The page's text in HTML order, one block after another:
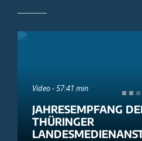
Video - 57:41 min
JAHRESEMPFANG
THÜRINGER